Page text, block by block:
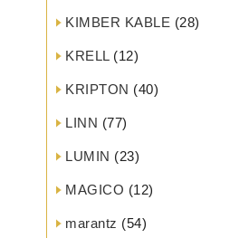
KIMBER KABLE (28)
KRELL(12)
KRIPTON (40)
LINN (77)
LUMIN (23)
MAGICO (12)
marantz (54)